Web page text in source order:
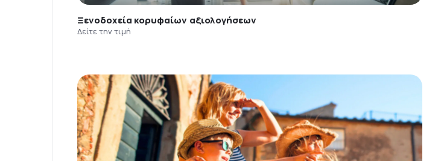
Ξενοδοχεία κορυφαίων αξιολογήσεων
Δείτε την τιμή